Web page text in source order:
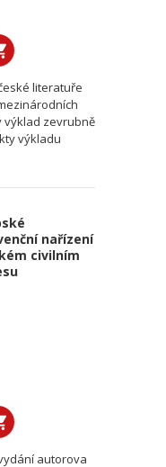
literatuře
výklad zevrubně
výkladu
nařízení
civilním
autorova